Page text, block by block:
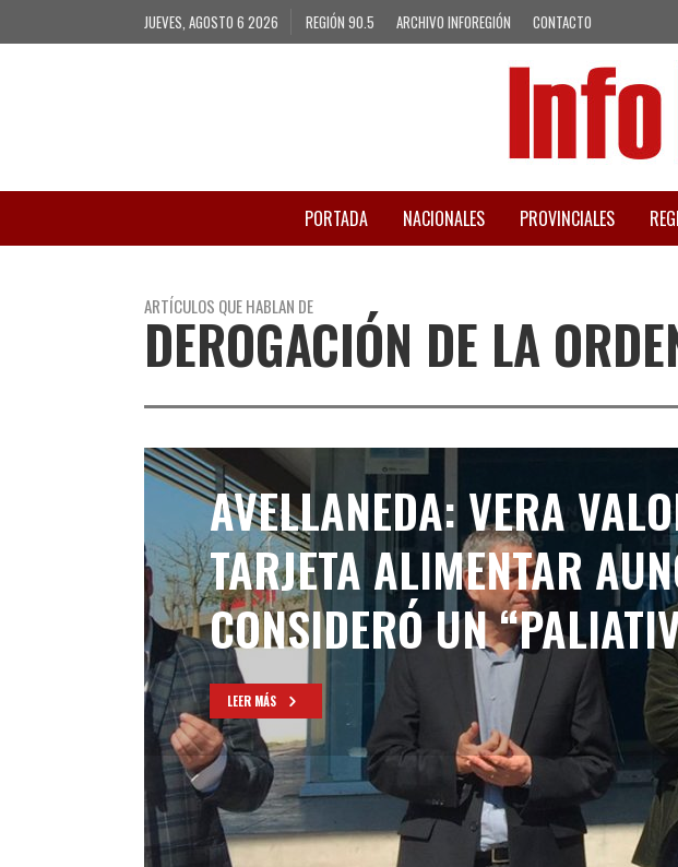
JUEVES, AGOSTO 6 2026 REGIÓN 90.5 ARCHIVO INFOREGIÓN CONTACTO
PORTADA NACIONALES PROVINCIALES
ARTÍCULOS QUE HABLAN DE
DEROGACIÓN DE LA
AVELLANEDA: VERA
TARJETA ALIMENTAR
CONSIDERÓ UN
LEER MÁS